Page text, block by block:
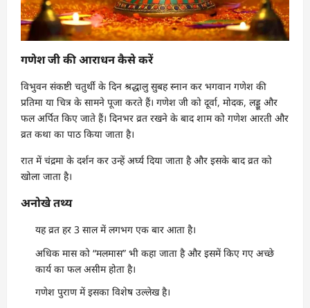
गणेश जी की आराधन कैसे करें
विभुवन संकष्टी चतुर्थी के दिन श्रद्धालु सुबह स्नान कर भगवान गणेश की
प्रतिमा या चित्र के सामने पूजा करते हैं। गणेश जी को दूर्वा, मोदक, लड्डू और
फल अर्पित किए जाते हैं। दिनभर व्रत रखने के बाद शाम को गणेश आरती और
व्रत कथा का पाठ किया जाता है।
रात में चंद्रमा के दर्शन कर उन्हें अर्घ्य दिया जाता है और इसके बाद व्रत को
खोला जाता है।
अनोखे तथ्य
यह व्रत हर 3 साल में लगभग एक बार आता है।
अधिक मास को “मलमास” भी कहा जाता है और इसमें किए गए अच्छे
कार्य का फल असीम होता है।
गणेश पुराण में इसका विशेष उल्लेख है।